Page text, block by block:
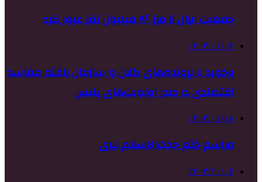
جمعیت ایران از مرز ۸۶ میلیون نفر عبور کرد
۱۴۰۴/۰۱/۰۶
برخورد با پرونده‌های کلان و سازمان یافته مفاسد
اقتصادی در صدر اولویت‌های پلیس
۱۴۰۴/۰۱/۱۸
مراسم ختم حجت‌الاسلام نیری
۱۴۰۳/۱۰/۰۶